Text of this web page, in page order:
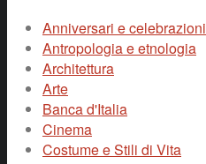
Anniversari e celebrazioni
Antropologia e etnologia
Architettura
Arte
Banca d'Italia
Cinema
Costume e Stili di Vita